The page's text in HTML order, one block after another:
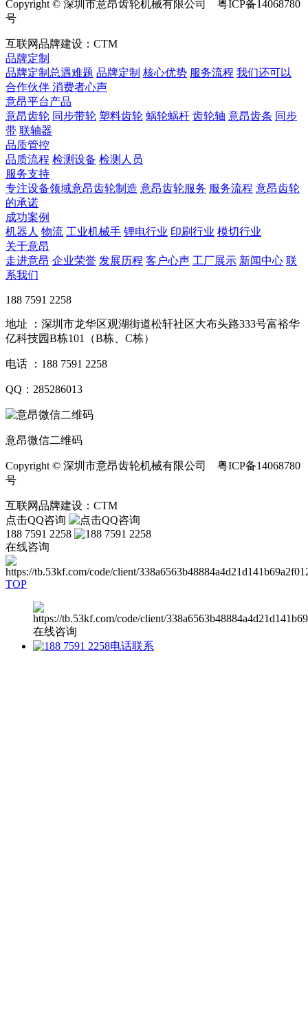
Copyright © 深圳市意昂齿轮机械有限公司 粤ICP备14068780
号
互联网品牌建设：CTM
品牌定制
品牌定制总遇难题 品牌定制 核心优势 服务流程 我们还可以
合作伙伴 ​ 消费者心声
意昂平台产品
意昂齿轮 同步带轮 塑料齿轮 蜗轮蜗杆 齿轮轴 意昂齿条 同步
带 联轴器
品质管控
品质流程 检测设备 检测人员
服务支持
专注设备领域意昂齿轮制造 意昂齿轮服务 服务流程 意昂齿轮
的承诺
成功案例
机器人 物流 工业机械手 锂电行业 印刷行业 模切行业
关于意昂
走进意昂 企业荣誉 发展历程 客户心声 工厂展示 新闻中心 联
系我们
188 7591 2258
地址 ：深圳市龙华区观湖街道松轩社区大布头路333号富裕华
亿科技园B栋101（B栋、C栋）
电话 ：188 7591 2258
QQ：285286013
意昂微信二维码
Copyright © 深圳市意昂齿轮机械有限公司 粤ICP备14068780
号
互联网品牌建设：CTM
点击QQ咨询
188 7591 2258
在线咨询
TOP
在线咨询
电话联系